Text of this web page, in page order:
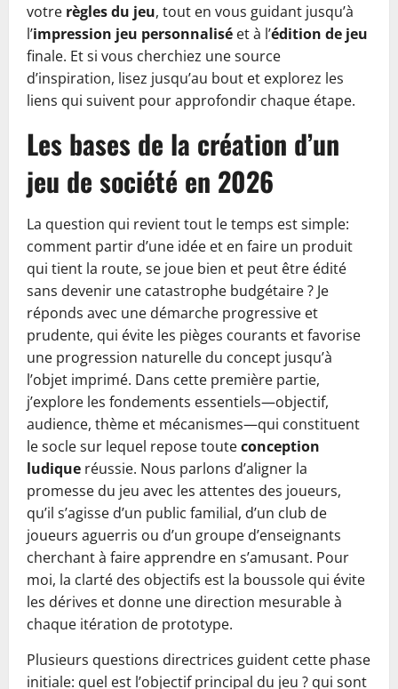
votre règles du jeu, tout en vous guidant jusqu’à
l’impression jeu personnalisé et à l’édition de jeu
finale. Et si vous cherchiez une source
d’inspiration, lisez jusqu’au bout et explorez les
liens qui suivent pour approfondir chaque étape.
Les bases de la création d’un
jeu de société en 2026
La question qui revient tout le temps est simple:
comment partir d’une idée et en faire un produit
qui tient la route, se joue bien et peut être édité
sans devenir une catastrophe budgétaire ? Je
réponds avec une démarche progressive et
prudente, qui évite les pièges courants et favorise
une progression naturelle du concept jusqu’à
l’objet imprimé. Dans cette première partie,
j’explore les fondements essentiels—objectif,
audience, thème et mécanismes—qui constituent
le socle sur lequel repose touteconception
ludique réussie. Nous parlons d’aligner la
promesse du jeu avec les attentes des joueurs,
qu’il s’agisse d’un public familial, d’un club de
joueurs aguerris ou d’un groupe d’enseignants
cherchant à faire apprendre en s’amusant. Pour
moi, la clarté des objectifs est la boussole qui évite
les dérives et donne une direction mesurable à
chaque itération de prototype.
Plusieurs questions directrices guident cette phase
initiale: quel est l’objectif principal du jeu ? qui sont